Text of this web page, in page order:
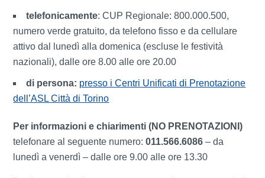
telefonicamente: CUP Regionale: 800.000.500,
numero verde gratuito, da telefono fisso e da cellulare
attivo dal lunedì alla domenica (escluse le festività
nazionali), dalle ore 8.00 alle ore 20.00
di persona: presso i Centri Unificati di Prenotazione
dell’ASL Città di Torino
Per informazioni e chiarimenti (NO PRENOTAZIONI)
telefonare al seguente numero: 011.566.6086 – da
lunedì a venerdì – dalle ore 9.00 alle ore 13.30